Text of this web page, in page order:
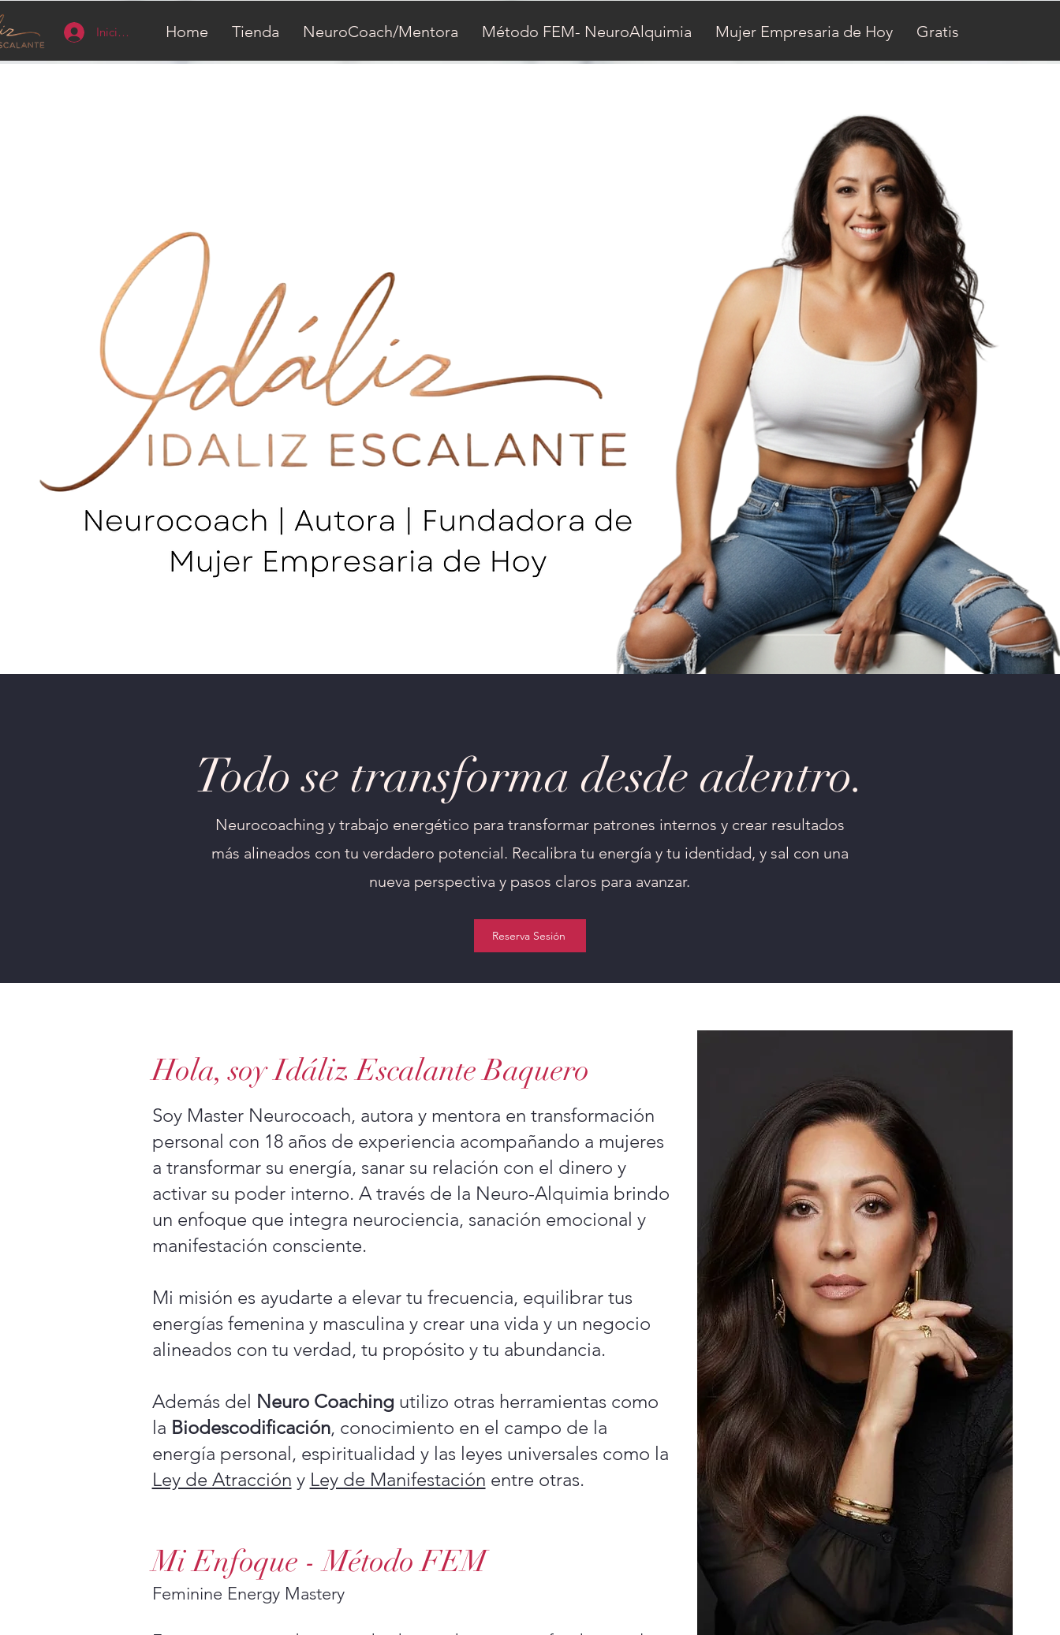
Iniciar sesión Home Tienda NeuroCoach/Mentora Método FEM- NeuroAlquimia Mujer Empresaria de Hoy Gratis
Todo se transforma desde adentro.
​Neurocoaching y trabajo energético para transformar patrones internos y crear resultados
más alineados con tu verdadero potencial.​ Recalibra tu energía y tu identidad, y sal con una
nueva perspectiva y pasos claros para avanzar.
Reserva Sesión
Hola, soy Idáliz Escalante Baquero
Soy Master Neurocoach, autora y mentora en transformación
personal con 18 años de experiencia acompañando a mujeres
a transformar su energía, sanar su relación con el dinero y
activar su poder interno. A través de la Neuro-Alquimia brindo
un enfoque que integra neurociencia, sanación emocional y
manifestación consciente.
Mi misión es ayudarte a elevar tu frecuencia, equilibrar tus
energías femenina y masculina y crear una vida y un negocio
alineados con tu verdad, tu propósito y tu abundancia.
Además del Neuro Coaching utilizo otras herramientas como
la Biodescodificación, conocimiento en el campo de la
energía personal, espiritualidad y las leyes universales como la
Ley de Atracción y Ley de Manifestación entre otras.
Mi Enfoque - Método FEM
Feminine Energy Mastery